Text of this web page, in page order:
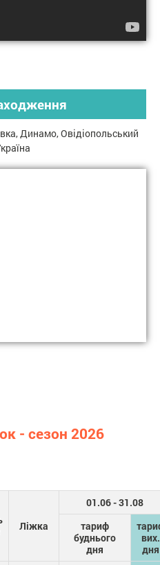
Динамо, Овідіопольський
- сезон 2026
Ліжка
01.06 - 31.08
тариф
буднього
дня
вих.
дня